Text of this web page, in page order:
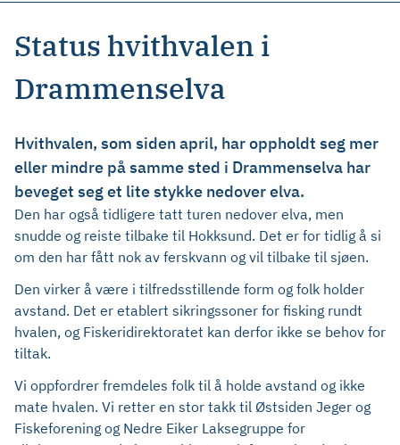
Status hvithvalen i
Drammenselva
Hvithvalen, som siden april, har oppholdt seg mer
eller mindre på samme sted i Drammenselva har
beveget seg et lite stykke nedover elva.
Den har også tidligere tatt turen nedover elva, men
snudde og reiste tilbake til Hokksund. Det er for tidlig å si
om den har fått nok av ferskvann og vil tilbake til sjøen.
Den virker å være i tilfredsstillende form og folk holder
avstand. Det er etablert sikringssoner for fisking rundt
hvalen, og Fiskeridirektoratet kan derfor ikke se behov for
tiltak.
Vi oppfordrer fremdeles folk til å holde avstand og ikke
mate hvalen. Vi retter en stor takk til Østsiden Jeger og
Fiskeforening og Nedre Eiker Laksegruppe for